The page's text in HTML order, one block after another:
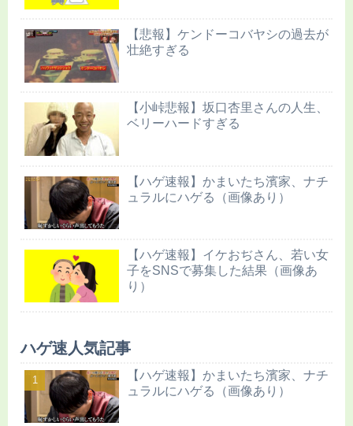
【悲報】ケンドーコバヤシの過去が
壮絶すぎる
【小峠悲報】坂口杏里さんの人生、
ベリーハードすぎる
【ハゲ速報】かまいたち濱家、ナチ
ュラルにハゲる（画像あり）
【ハゲ速報】イケおぢさん、若い女
子をSNSで募集した結果（画像あ
り）
ハゲ速人気記事
【ハゲ速報】かまいたち濱家、ナチ
ュラルにハゲる（画像あり）